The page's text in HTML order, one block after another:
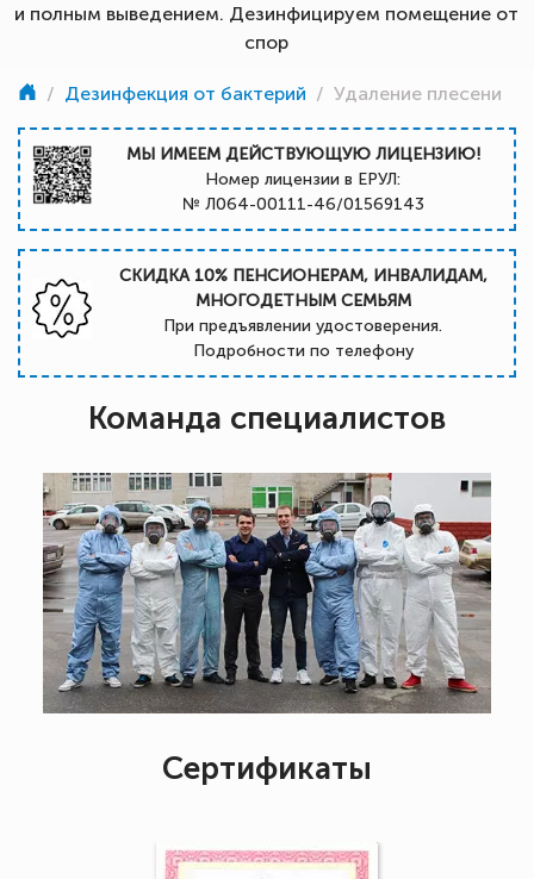
и полным выведением. Дезинфицируем помещение от
спор
/ Дезинфекция от бактерий / Удаление плесени
МЫ ИМЕЕМ ДЕЙСТВУЮЩУЮ ЛИЦЕНЗИЮ!
Номер лицензии в ЕРУЛ:
№ Л064-00111-46/01569143
СКИДКА 10% ПЕНСИОНЕРАМ, ИНВАЛИДАМ,
МНОГОДЕТНЫМ СЕМЬЯМ
При предъявлении удостоверения.
Подробности по телефону
Команда специалистов
Сертификаты